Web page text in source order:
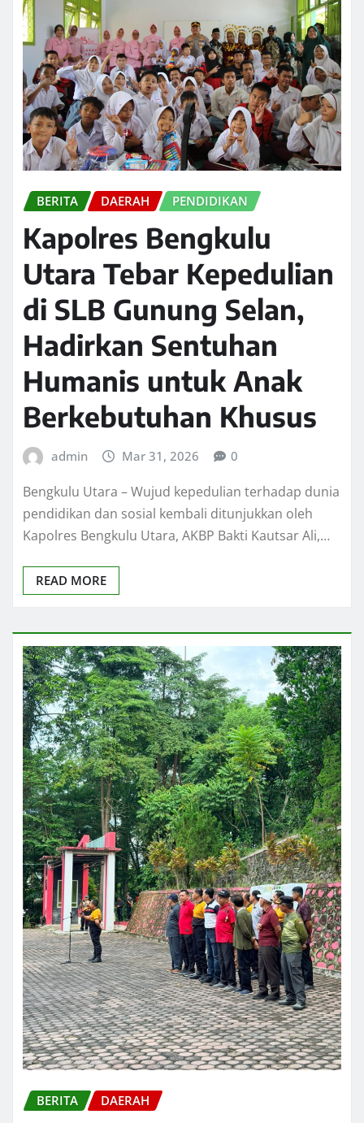
BERITA DAERAH PENDIDIKAN
Kapolres Bengkulu
Utara Tebar Kepedulian
di SLB Gunung Selan,
Hadirkan Sentuhan
Humanis untuk Anak
Berkebutuhan Khusus
admin Mar 31, 2026 0
Bengkulu Utara – Wujud kepedulian terhadap dunia
pendidikan dan sosial kembali ditunjukkan oleh
Kapolres Bengkulu Utara, AKBP Bakti Kautsar Ali,…
READ MORE
BERITA DAERAH